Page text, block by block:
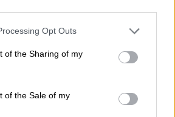
website/app uses one or more Google
or usage behaviour. You may click to
to Google and its third-party tags to
specified purposes in below Google
Opt Outs
of the Sharing of my
of the Sale of my
ανακοίνωσή της
οικογένεια του Γιάννη
ανέφερε πως
ήθος, ήταν αγαπητός και